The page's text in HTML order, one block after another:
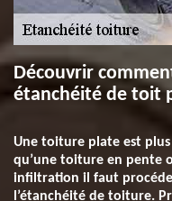
Découvrir
étanchéité de toit
Une toiture plate est
qu’une toiture en pente
infiltration il faut
l’étanchéité de toiture.